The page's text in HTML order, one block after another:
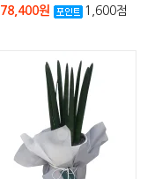
78,400원
1,600점